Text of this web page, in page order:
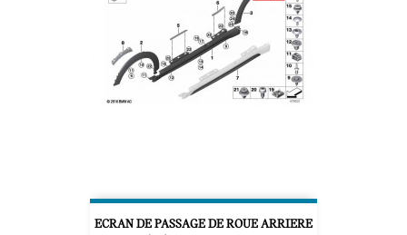
ECRAN DE PASSAGE DE ROUE ARRIERE